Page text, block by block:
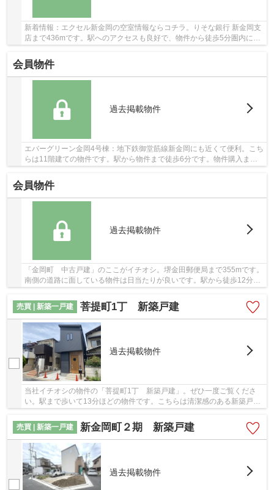
新着情報：エクセル新金岡の空室情報ならコチラ。りそな銀行 新金岡支
店まで436mです。駅へのアクセスも良好で、物件から徒歩5分圏内に駅
会員物件
過去掲載物件
エバーグリーン金岡4号棟：地下鉄御堂筋線新金岡にも近くて便利。こち
らは11階建ての物件です。駅から物件まで徒歩6分です。物件購入まで
会員物件
過去掲載物件
「金岡町 中古戸建」のここがイチオシ。堺金田郵便局まで355mです。
南側の道路に面している物件は日当たりが良いです。駅から徒歩12分の
物件です。お客様が日々笑顔になれる戸建てを...
売買 | 新築一戸建
菩提町1丁 新築戸建
過去掲載物件
当社イチオシの物件の「菩提町1丁 新築戸建」。ぜひ一度ご覧くださ
い。駅まで歩いて13分ほどの物件です。こちらは清潔感のある新築戸建
て物件です。地盤調査済みなので、防災面での安...
売買 | 新築一戸建
新金岡町２期 新築戸建
過去掲載物件